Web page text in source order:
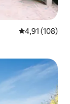
4,91 de uma
4,91 (108)